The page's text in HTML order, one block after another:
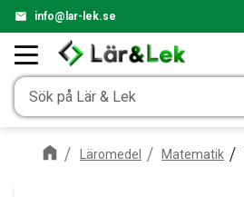
info@lar-lek.se
Läromedel Matematik